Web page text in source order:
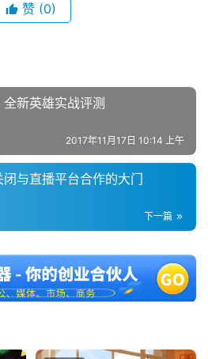
赞 (0)
新英雄实战评测
2017年11月17日 10:14 上午
与直播平台合作的大门
下一篇